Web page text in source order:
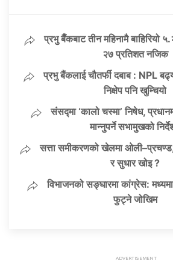
प्रभु बैँकबाट तीन महिनामै बाहिरियो
२७ प्रतिशत नजिक
प्रभु बैंकलाई चौतर्फी दबाब : NPL
निक्षेप पनि खुम्चियो
संसद्मा ‘कालो चस्मा’ निषेध,
मान्नुपर्ने सभामुखको
सत्ता समीकरणको खेलमा
र सुधार खोइ ?
विभाजनको सङ्घारमा कांग्रेस:
फुट्ने जोखिम